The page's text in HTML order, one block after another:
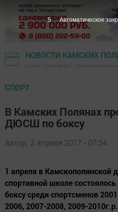
НОВОСТИ КАМСКИХ
СПОРТ
В Камских Полянах
ДЮСШ по боксу
Автор, 3 апреля 2017 - 07:34
1 апреля в Камскополянской
спортивной школе
боксу среди спортсменов
2006, 2007-2008, 2009-2010г.р.
4 Автоматическое